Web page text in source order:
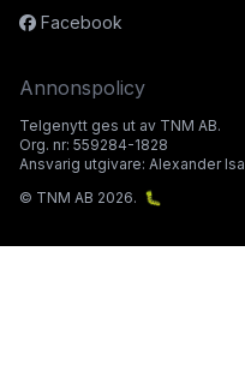
Facebook
Annonspolicy
Telgenytt ges ut av TNM AB.
Org. nr: 559284-1828
Ansvarig utgivare: Alexander Isa
© TNM AB 2026. 🐛